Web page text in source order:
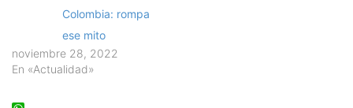
Colombia: rompa
ese mito
noviembre 28, 2022
En «Actualidad»